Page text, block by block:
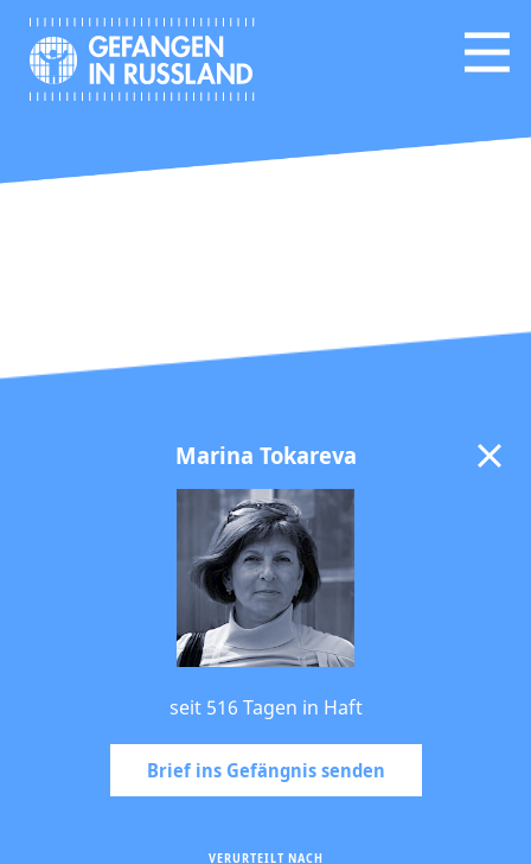
Marina Tokareva
seit 516 Tagen in Haft
Brief ins Gefängnis senden
VERURTEILT NACH